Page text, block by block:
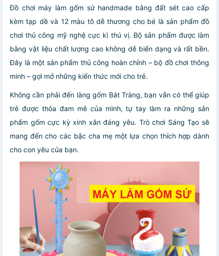
Đồ chơi máy làm gốm sứ handmade bằng đất sét cao cấp
kèm tạp dề và 12 màu tô dễ thương cho bé là sản phẩm đồ
chơi thủ công mỹ nghệ cực kì thú vị. Bộ sản phẩm được làm
bằng vật liệu chất lượng cao không dễ biến dạng và rất bền.
Đây là một sản phẩm thủ công hoàn chỉnh – bộ đồ chơi thông
minh – gợi mở những kiến thức mới cho trẻ.
Không cần phải đến làng gốm Bát Tràng, bạn vẫn có thể giúp
trẻ được thỏa đam mê của mình, tự tay làm ra những sản
phẩm gốm cực kỳ xinh xắn đáng yêu. Trò chơi Sáng Tạo sẽ
mang đến cho các bậc cha mẹ một lựa chọn thích hợp dành
cho con yêu của bạn.